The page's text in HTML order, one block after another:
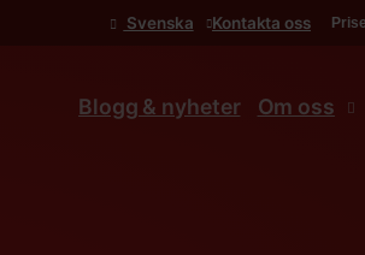
Svenska Kontakta oss
Blogg & nyheter Om oss